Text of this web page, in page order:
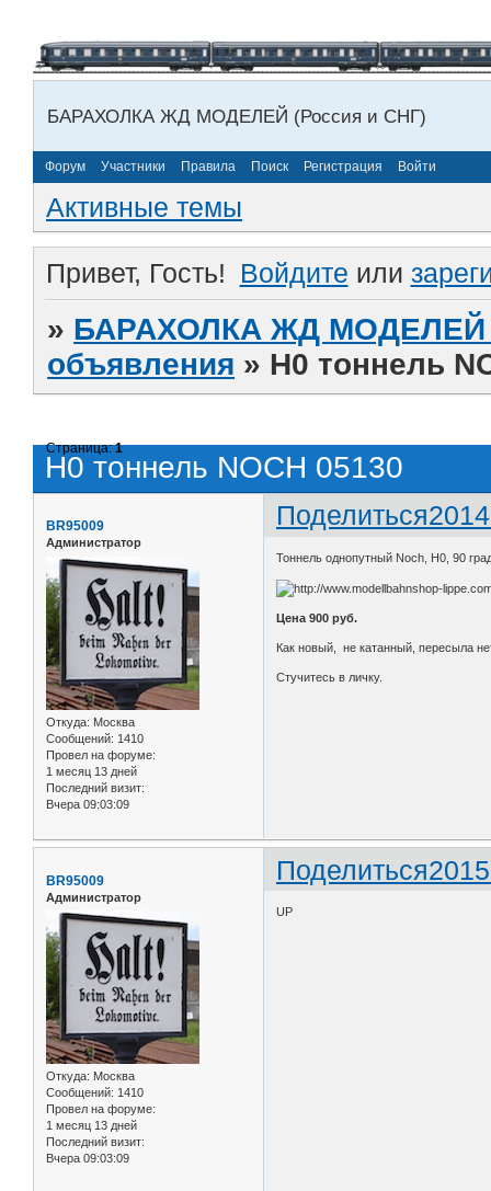
БАРАХОЛКА ЖД МОДЕЛЕЙ (Россия и СНГ)
Форум Участники Правила Поиск Регистрация Войти
Активные темы
Привет, Гость! Войдите или
» БАРАХОЛКА ЖД МОДЕЛЕЙ
объявления » H0 тоннель
H0 тоннель NOCH 05130
Страница:1
Поделиться
BR95009
Администратор
Откуда: Москва
Сообщений: 1410
Провел на форуме:
1 месяц 13 дней
Последний визит:
Вчера 09:03:09
Тоннель однопутный Noch, H0, 90
Цена 900 руб.
Как новый, не катанный, пересыла
Стучитесь в личку.
Поделиться
BR95009
Администратор
Откуда: Москва
Сообщений: 1410
Провел на форуме:
1 месяц 13 дней
Последний визит:
Вчера 09:03:09
UP